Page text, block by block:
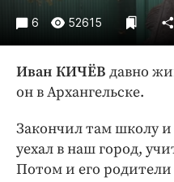
ПРОЕКТЫ
Издания
Медиаперсона
Интересное чтиво
Клиника года
Бренд года
6 52615
Иван КИЧЁВ давно
он в Архангельске.
Закончил там школу и
уехал в наш город,
Потом и его